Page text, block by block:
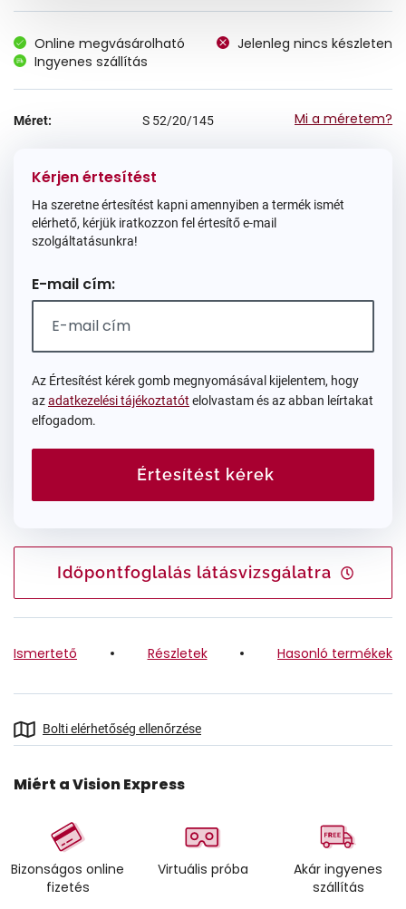
Online megvásárolható
Jelenleg nincs készleten
Ingyenes szállítás
Méret: S 52/20/145 Mi a méretem?
Kérjen értesítést
Ha szeretne értesítést kapni amennyiben a termék ismét
elérhető, kérjük iratkozzon fel értesítő e-mail
szolgáltatásunkra!
E-mail cím:
Az Értesítést kérek gomb megnyomásával kijelentem, hogy
azadatkezelési tájékoztatót elolvastam és az abban leírtakat
elfogadom.
Értesítést kérek
Időpontfoglalás látásvizsgálatra
Ismertető Részletek Hasonló termékek
Bolti elérhetőség ellenőrzése
Miért a Vision Express
Bizonságos online
fizetés
Virtuális próba
Akár ingyenes
szállítás